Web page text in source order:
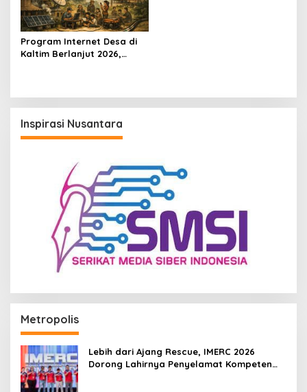
Program Internet Desa di
Kaltim Berlanjut 2026,
Inspirasi Nusantara
Metropolis
Lebih dari Ajang Rescue, IMERC 2026
Dorong Lahirnya Penyelamat Kompeten